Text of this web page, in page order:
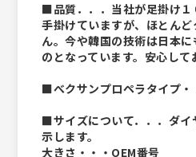
■品質．．．当社が足掛け１
手掛けていますが、ほとん
ん。今や韓国の技術は日本
のとなっています。安心して
■べクサンプロペラタイプ・
■サイズについて．．．ダ
示します。
大きさ・・・OEM番号